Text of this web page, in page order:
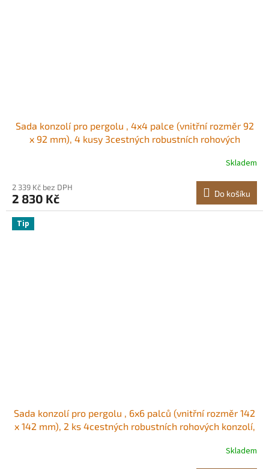
Sada konzolí pro pergolu , 4x4 palce (vnitřní rozměr 92
x 92 mm), 4 kusy 3cestných robustních rohových
trámů pro altány, terasy, sruby Vysoce kvalitní konzole
Skladem
2 339 Kč bez DPH
2 830 Kč Do košíku
Tip
Sada konzolí pro pergolu , 6x6 palců (vnitřní rozměr 142
x 142 mm), 2 ks 4cestných robustních rohových konzolí,
dřevěné trámy pro altány, zahradní pergoly, sruby
Skladem